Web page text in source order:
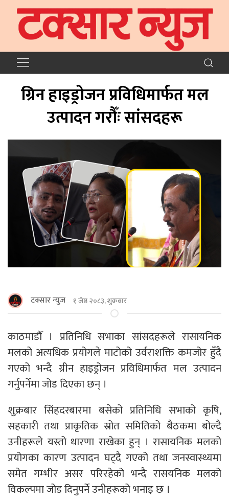
ग्रिन हाइड्रोजन प्रविधिमार्फत मल
उत्पादन गरौँः सांसदहरू
टक्सार न्युज १ जेष्ठ २०८३, शुक्रबार
काठमाडाैँ । प्रतिनिधि सभाका सांसदहरूले रासायनिक
मलको अत्यधिक प्रयोगले माटोको उर्वराशक्ति कमजोर हुँदै
गएको भन्दै ग्रीन हाइड्रोजन प्रविधिमार्फत मल उत्पादन
गर्नुपर्नेमा जोड दिएका छन् ।
शुक्रबार सिंहदरबारमा बसेको प्रतिनिधि सभाको कृषि,
सहकारी तथा प्राकृतिक स्रोत समितिको बैठकमा बोल्दै
उनीहरूले यस्तो धारणा राखेका हुन् । रासायनिक मलको
प्रयोगका कारण उत्पादन घट्दै गएको तथा जनस्वास्थ्यमा
समेत गम्भीर असर परिरहेको भन्दै रासयनिक मलको
विकल्पमा जोड दिनुपर्ने उनीहरूको भनाइ छ ।